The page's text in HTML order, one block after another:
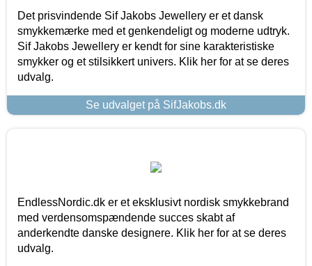
Det prisvindende Sif Jakobs Jewellery er et dansk
smykkemærke med et genkendeligt og moderne udtryk.
Sif Jakobs Jewellery er kendt for sine karakteristiske
smykker og et stilsikkert univers. Klik her for at se deres
udvalg.
Se udvalget på SifJakobs.dk
EndlessNordic.dk er et eksklusivt nordisk smykkebrand
med verdensomspændende succes skabt af
anderkendte danske designere. Klik her for at se deres
udvalg.